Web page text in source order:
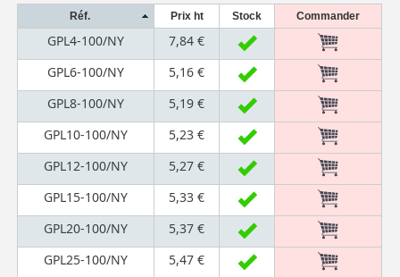
Réf. Prix ht Stock Commander
GPL4-100/NY
7,84 €
GPL6-100/NY
5,16 €
GPL8-100/NY
5,19 €
GPL10-100/NY
5,23 €
GPL12-100/NY
5,27 €
GPL15-100/NY
5,33 €
GPL20-100/NY
5,37 €
GPL25-100/NY
5,47 €